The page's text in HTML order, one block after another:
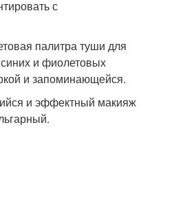
с
палитра туши для
и фиолетовых
и запоминающейся.
и эффектный макияж